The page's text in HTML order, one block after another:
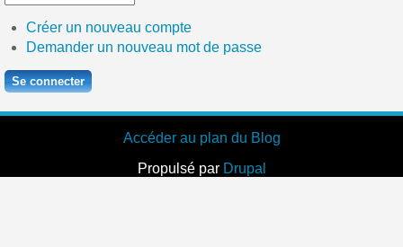
Créer un nouveau compte
Demander un nouveau mot de passe
Accéder au plan du Blog
Propulsé par Drupal